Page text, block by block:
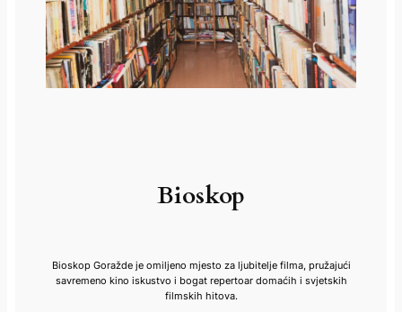
Bioskop
Bioskop Goražde je omiljeno mjesto za ljubitelje filma, pružajući
savremeno kino iskustvo i bogat repertoar domaćih i svjetskih
filmskih hitova.